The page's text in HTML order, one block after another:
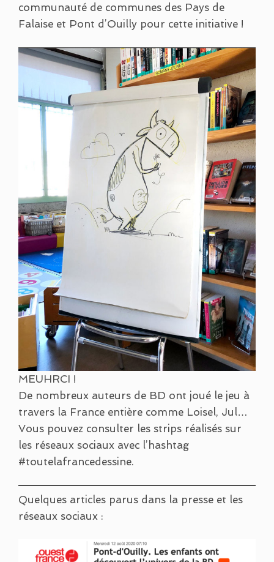
communauté de communes des Pays de
Falaise et Pont d’Ouilly pour cette initiative !
MEUHRCI !
De nombreux auteurs de BD ont joué le jeu à
travers la France entière comme Loisel, Jul…
Vous pouvez consulter les strips réalisés sur
les réseaux sociaux avec l’hashtag
#toutelafrancedessine.
Quelques articles parus dans la presse et les
réseaux sociaux :